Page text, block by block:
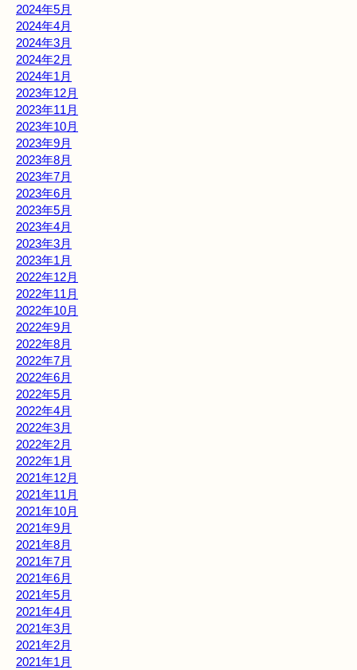
2024年5月
2024年4月
2024年3月
2024年2月
2024年1月
2023年12月
2023年11月
2023年10月
2023年9月
2023年8月
2023年7月
2023年6月
2023年5月
2023年4月
2023年3月
2023年1月
2022年12月
2022年11月
2022年10月
2022年9月
2022年8月
2022年7月
2022年6月
2022年5月
2022年4月
2022年3月
2022年2月
2022年1月
2021年12月
2021年11月
2021年10月
2021年9月
2021年8月
2021年7月
2021年6月
2021年5月
2021年4月
2021年3月
2021年2月
2021年1月